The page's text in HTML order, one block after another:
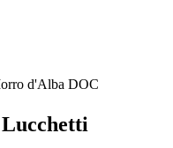
d'Alba DOC